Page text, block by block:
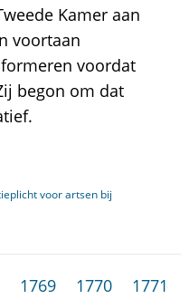
Kamer aan
voortaan
voordat
begon om dat
voor artsen bij
1769 1770
1771